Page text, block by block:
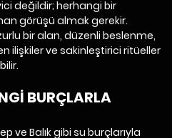
değildir; herhangi bir
görüşü almak gerekir.
bir alan, düzenli beslenme,
ilişkiler ve sakinleştirici ritüeller
BURÇLARLA
ve Balık gibi su burçlarıyla